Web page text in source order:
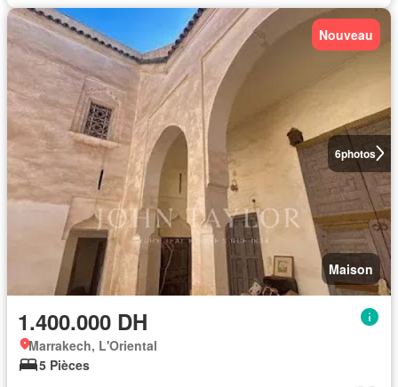
6photos
Nouveau
Maison
1.400.000 DH
Marrakech, L'Oriental
5 Pièces